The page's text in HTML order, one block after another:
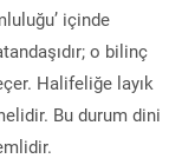
içinde
o bilinç
Halifeliğe layık
Bu durum dini